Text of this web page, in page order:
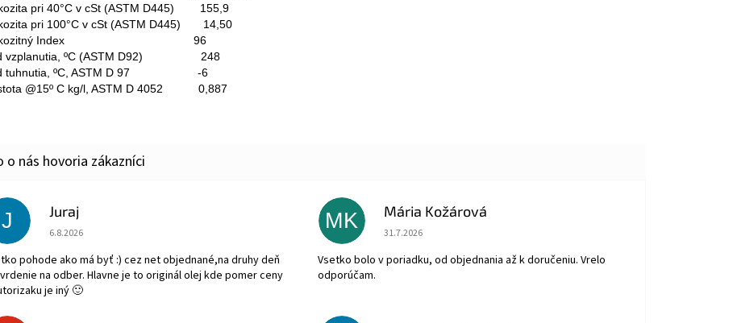
pri 40°C v cSt (ASTM D445) 155,9
pri 100°C v cSt (ASTM D445) 14,50
Index 96
vzplanutia, ºC (ASTM D92) 248
tuhnutia, ºC, ASTM D 97 -6
@15º C kg/l, ASTM D 4052 0,887
J Juraj
Hodnotenie obchodu je 5 z 5 hviezdičiek.
6.8.2026
pohode ako má byť :) cez net objednané,na druhy deň
na odber. Hlavne je to originál olej kde pomer ceny
je iný 🙂
MK Mária Kožárová
Hodnotenie obchodu je 5 z 5 hviezdičiek.
31.7.2026
Vsetko bolo v poriadku, od objednania až k doručeniu. Vrelo
odporúčam.